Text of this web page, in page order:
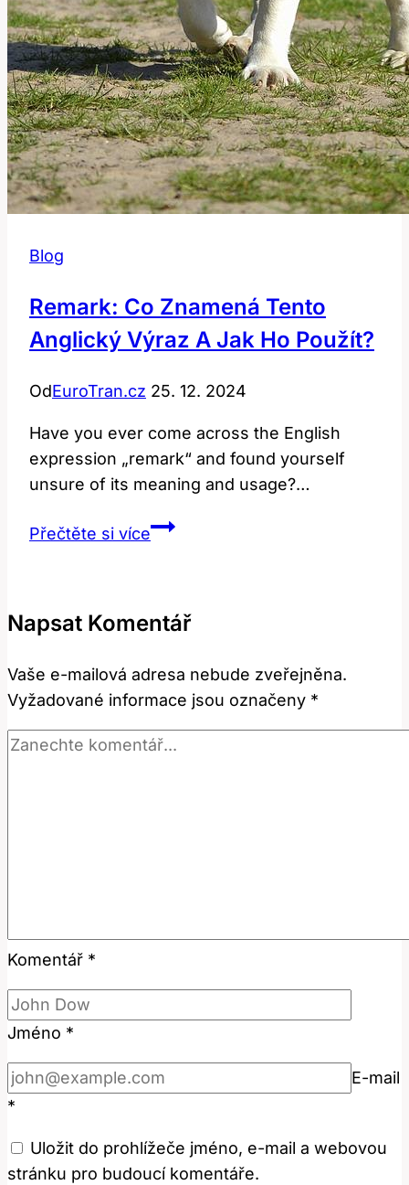
Blog
Remark: Co Znamená Tento
Anglický Výraz A Jak Ho Použít?
OdEuroTran.cz 25. 12. 2024
Have you ever come across the English
expression „remark“ and found yourself
unsure of its meaning and usage?…
Přečtěte si víceRemark:
Anglický
a
Jak
Ho
Použít?
Napsat Komentář
Vaše e-mailová adresa nebude zveřejněna.
Vyžadované informace jsou označeny *
Komentář *
Jméno *
E-mail
*
Uložit do prohlížeče jméno, e-mail a webovou
stránku pro budoucí komentáře.